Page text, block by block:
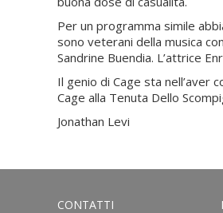
Per un programma simile
sono veterani della musica
Sandrine Buendia. L’attrice
Il genio di Cage sta nell’aver
Cage alla Tenuta Dello
Jonathan Levi
CONTATTI